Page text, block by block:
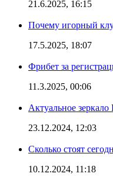
21.6.2025, 16:15
Почему игорный
17.5.2025, 18:07
Фрибет за
11.3.2025, 00:06
Актуальное
23.12.2024, 12:03
Сколько стоят
10.12.2024, 11:18